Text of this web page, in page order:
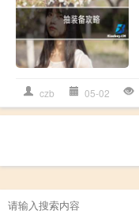
czb 05-02